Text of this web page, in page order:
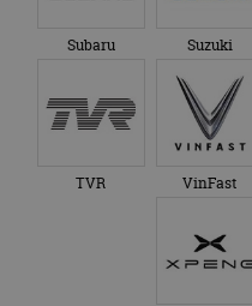
Subaru Suzuki
TVR VinFast